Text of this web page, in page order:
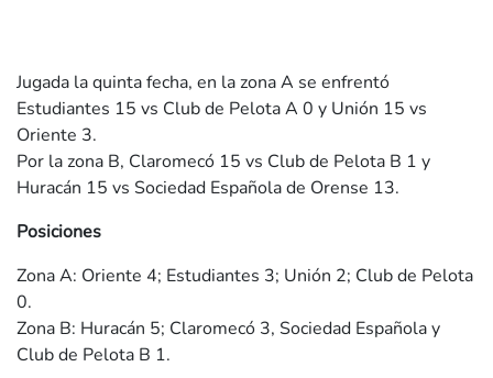
Jugada la quinta fecha, en la zona A se enfrentó
Estudiantes 15 vs Club de Pelota A 0 y Unión 15 vs
Oriente 3.
Por la zona B, Claromecó 15 vs Club de Pelota B 1 y
Huracán 15 vs Sociedad Española de Orense 13.
Posiciones
Zona A: Oriente 4; Estudiantes 3; Unión 2; Club de Pelota
0.
Zona B: Huracán 5; Claromecó 3, Sociedad Española y
Club de Pelota B 1.